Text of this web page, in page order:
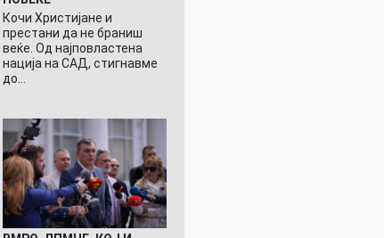
Кочи Христијане и
престани да не браниш
веќе. Од најповластена
нација на САД, стигнавме
до…